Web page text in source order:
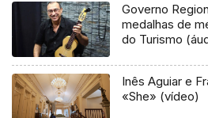
Governo
medalhas de
do Turismo
Inês Aguiar e
«She» (vídeo)